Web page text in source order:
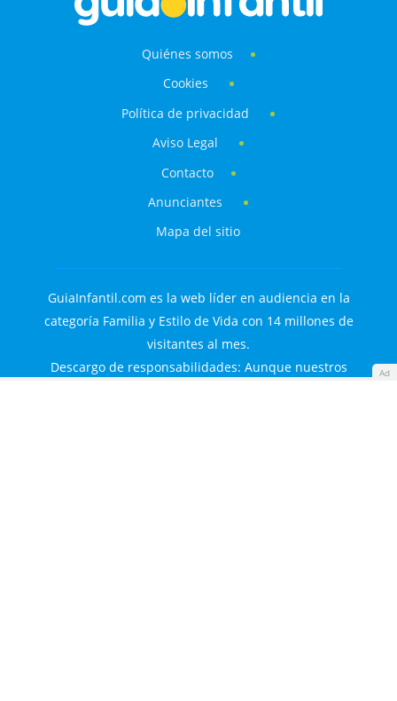
Ad
Quiénes somos
Cookies
Política de privacidad
Aviso Legal
Contacto
Anunciantes
Mapa del sitio
GuiaInfantil.com es la web líder en audiencia en la
categoría Familia y Estilo de Vida con 14 millones de
visitantes al mes.
Descargo de responsabilidades: Aunque nuestros